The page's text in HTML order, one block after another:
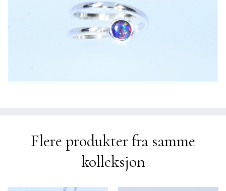
Flere produkter fra samme
kolleksjon